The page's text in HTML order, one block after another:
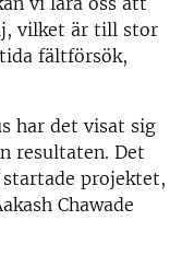
vilket är till stor
fältförsök,
har det visat sig
resultaten. Det
projektet,
Chawade